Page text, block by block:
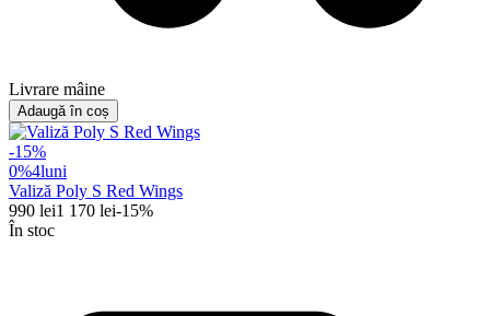
Livrare mâine
Adaugă în coș
-15%
0%4luni
Valiză Poly S Red Wings
990 lei1 170 lei-15%
În stoc